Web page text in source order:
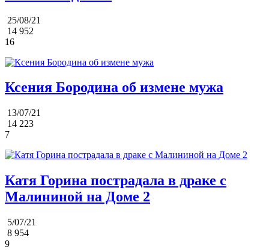
25/08/21
14 952
16
Ксения Бородина об измене мужа
13/07/21
14 223
7
Катя Горина пострадала в драке с
Малининой на Доме 2
5/07/21
8 954
9